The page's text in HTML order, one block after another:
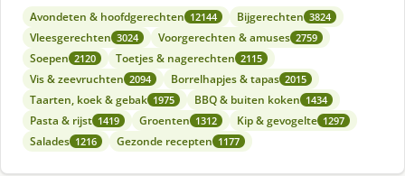
Avondeten & hoofdgerechten 12144 Bijgerechten 3824
Vleesgerechten 3024 Voorgerechten & amuses 2759
Soepen 2120 Toetjes & nagerechten 2115
Vis & zeevruchten 2094 Borrelhapjes & tapas 2015
Taarten, koek & gebak 1975 BBQ & buiten koken 1434
Pasta & rijst 1419 Groenten 1312 Kip & gevogelte 1297
Salades 1216 Gezonde recepten 1177